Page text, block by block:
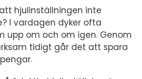
hjulinställningen inte
I vardagen dyker ofta
upp om och om igen. Genom
tidigt går det att spara